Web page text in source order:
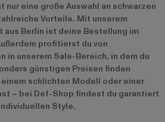
eine große Auswahl an schwarzen
Vorteile. Mit unserem
aus Berlin ist deine Bestellung im
profitierst du von
in unserem Sale-Bereich, in dem du
günstigen Preisen finden
einem schlichten Modell oder einer
– bei Def-Shop findest du garantiert
Style.